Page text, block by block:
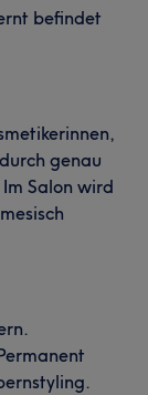
befindet
genau
Salon wird